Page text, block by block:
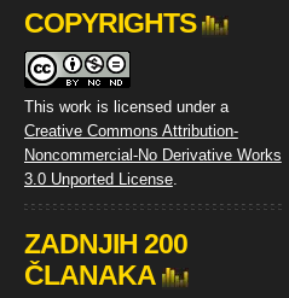
COPYRIGHTS
This work is licensed under a
Creative Commons Attribution-
Noncommercial-No Derivative Works
3.0 Unported License.
ZADNJIH 200
ČLANAKA